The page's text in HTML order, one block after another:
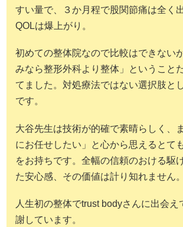
すい量で、３か月程で股関節痛は全く
QOLは爆上がり。
初めての整体院なので比較はできない
みなら整形外科より整体」ということ
てました。対処療法ではない選択肢と
です。
大谷先生は技術が的確で素晴らしく、
にお任せしたい」と心から思えるとて
をお持ちです。全幅の信頼のおける駆
た安心感、その価値は計り知れません。
人生初の整体でtrust bodyさんに出会え
謝しています。